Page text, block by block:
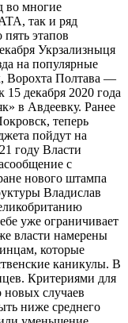
во многие
так и ряд
этапов
Укрзализныця
на популярные
Ворохта Полтава —
декабря 2020 года
в Авдеевку. Ранее
теперь
пойдут на
году Власти
с
нового штампа
Владислав
уже ограничивает
власти намерены
которые
каникулы. В
Критериями для
новых случаев
ниже среднего